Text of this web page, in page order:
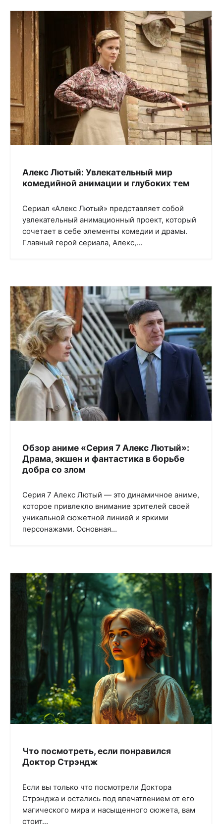
Алекс Лютый: Увлекательный мир
комедийной анимации и глубоких тем
Сериал «Алекс Лютый» представляет собой
увлекательный анимационный проект, который
сочетает в себе элементы комедии и драмы.
Главный герой сериала, Алекс,…
Обзор аниме «Серия 7 Алекс Лютый»:
Драма, экшен и фантастика в борьбе
добра со злом
Серия 7 Алекс Лютый — это динамичное аниме,
которое привлекло внимание зрителей своей
уникальной сюжетной линией и яркими
персонажами. Основная…
Что посмотреть, если понравился
Доктор Стрэндж
Если вы только что посмотрели Доктора
Стрэнджа и остались под впечатлением от его
магического мира и насыщенного сюжета, вам
стоит…